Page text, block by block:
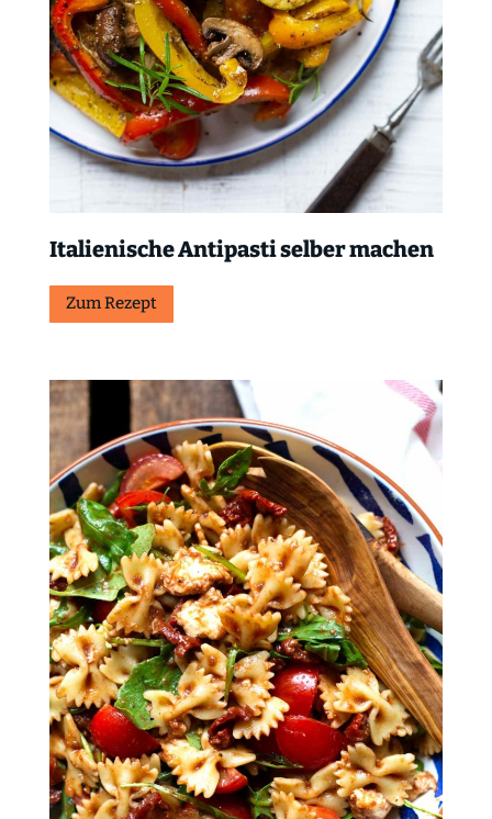
Italienische Antipasti selber machen
Zum Rezept